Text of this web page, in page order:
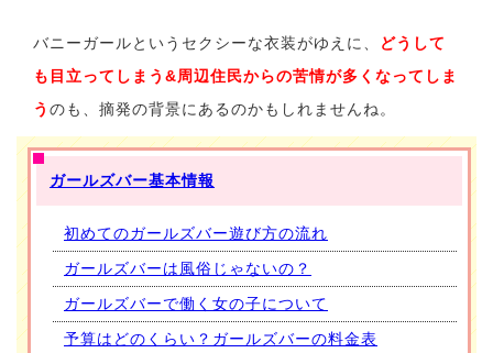
バニーガールというセクシーな衣装がゆえに、
どうして
も目立ってしまう&周辺住民からの苦情が多くなってしま
う のも、摘発の背景にあるのかもしれませんね。
ガールズバー基本情報
初めてのガールズバー遊び方の流れ
ガールズバーは風俗じゃないの？
ガールズバーで働く女の子について
予算はどのくらい？ガールズバーの料金表